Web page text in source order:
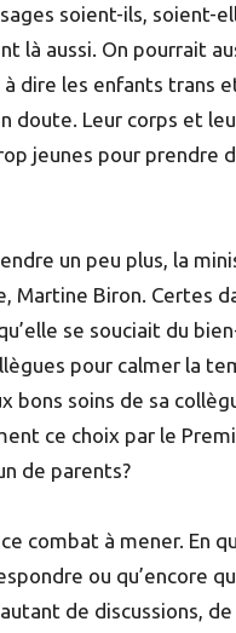
soient-ils, soient-
là aussi. On pourrait
dire les enfants trans
doute. Leur corps et
jeunes pour prendre
un peu plus, la
Martine Biron. Certes
se souciait du
pour calmer la
bons soins de sa
ce choix par le
de parents?
combat à mener. En
ou qu’encore
de discussions,